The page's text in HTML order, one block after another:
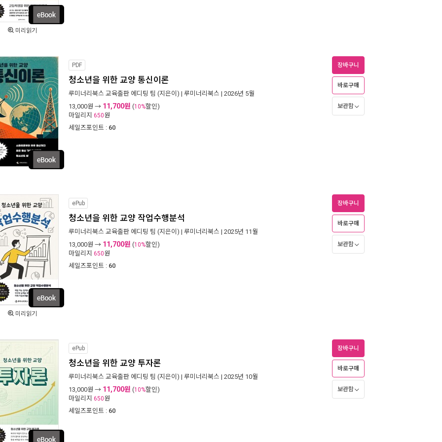
미리읽기
PDF
청소년을 위한 교양 통신이론
루미너리북스 교육출판 에디팅 팀 (지은이) | 루미너리북스 | 2026년 5월
13,000원 → 11,700원 (10%할인)
마일리지 650원
세일즈포인트 : 60
장바구니
바로구매
보관함
미리읽기
ePub
청소년을 위한 교양 작업수행분석
루미너리북스 교육출판 에디팅 팀 (지은이) | 루미너리북스 | 2025년 11월
13,000원 → 11,700원 (10%할인)
마일리지 650원
세일즈포인트 : 60
장바구니
바로구매
보관함
ePub
청소년을 위한 교양 투자론
루미너리북스 교육출판 에디팅 팀 (지은이) | 루미너리북스 | 2025년 10월
13,000원 → 11,700원 (10%할인)
마일리지 650원
세일즈포인트 : 60
장바구니
바로구매
보관함